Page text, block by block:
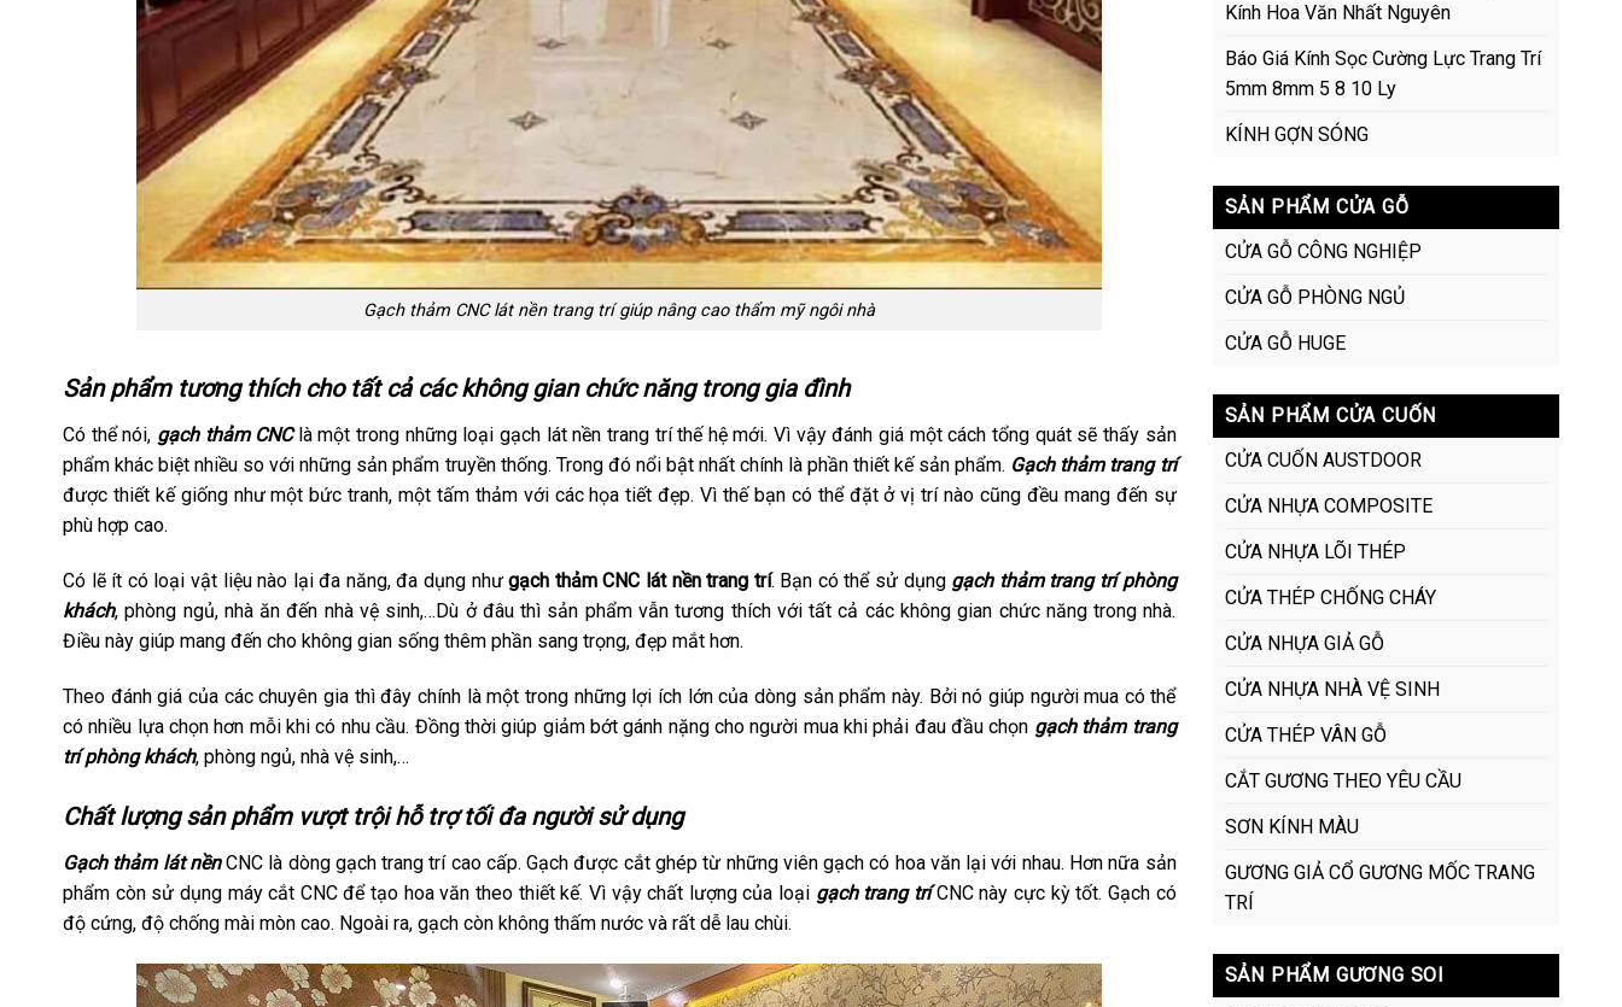
Gạch thảm CNC lát nền trang trí giúp nâng cao thẩm mỹ ngôi nhà
Sản phẩm tương thích cho tất cả các không gian chức năng trong gia đình
Có thể nói, gạch thảm CNClà một trong những loại gạch lát nền trang trí thế hệ mới. Vì vậy đánh giá một cách tổng quát sẽ thấy sản
phẩm khác biệt nhiều so với những sản phẩm truyền thống. Trong đó nổi bật nhất chính là phần thiết kế sản phẩm. Gạch thảm trang trí
được thiết kế giống như một bức tranh, một tấm thảm với các họa tiết đẹp. Vì thế bạn có thể đặt ở vị trí nào cũng đều mang đến sự
phù hợp cao.
Có lẽ ít có loại vật liệu nào lại đa năng, đa dụng nhưgạch thảm CNC lát nền trang trí. Bạn có thể sử dụng gạch thảm trang trí phòng
khách, phòng ngủ, nhà ăn đến nhà vệ sinh,…Dù ở đâu thì sản phẩm vẫn tương thích với tất cả các không gian chức năng trong nhà.
Điều này giúp mang đến cho không gian sống thêm phần sang trọng, đẹp mắt hơn.
Theo đánh giá của các chuyên gia thì đây chính là một trong những lợi ích lớn của dòng sản phẩm này. Bởi nó giúp người mua có thể
có nhiều lựa chọn hơn mỗi khi có nhu cầu. Đồng thời giúp giảm bớt gánh nặng cho người mua khi phải đau đầu chọn gạch thảm trang
trí phòng khách, phòng ngủ, nhà vệ sinh,…
Chất lượng sản phẩm vượt trội hỗ trợ tối đa người sử dụng
Gạch thảm lát nềnCNC là dòng gạch trang trí cao cấp. Gạch được cắt ghép từ những viên gạch có hoa văn lại với nhau. Hơn nữa sản
phẩm còn sử dụng máy cắt CNC để tạo hoa văn theo thiết kế. Vì vậy chất lượng của loại gạch trang tríCNC này cực kỳ tốt. Gạch có
độ cứng, độ chống mài mòn cao. Ngoài ra, gạch còn không thấm nước và rất dễ lau chùi.
Kính Hoa Văn Nhất Nguyên
Báo Giá Kính Sọc Cường Lực Trang Trí
5mm 8mm 5 8 10 Ly
KÍNH GỢN SÓNG
SẢN PHẨM CỬA GỖ
CỬA GỖ CÔNG NGHIỆP
CỬA GỖ PHÒNG NGỦ
CỬA GỖ HUGE
SẢN PHẨM CỬA CUỐN
CỬA CUỐN AUSTDOOR
CỬA NHỰA COMPOSITE
CỬA NHỰA LÕI THÉP
CỬA THÉP CHỐNG CHÁY
CỬA NHỰA GIẢ GỖ
CỬA NHỰA NHÀ VỆ SINH
CỬA THÉP VÂN GỖ
CẮT GƯƠNG THEO YÊU CẦU
SƠN KÍNH MÀU
GƯƠNG GIẢ CỔ GƯƠNG MỐC TRANG
TRÍ
SẢN PHẨM GƯƠNG SOI